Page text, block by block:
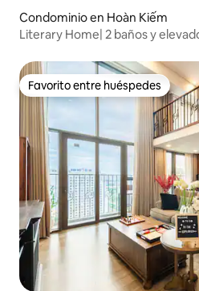
Condominio en Hoàn Kiếm
Literary Home| 2 baños y
Favorito entre huéspedes
Favorito entre huéspedes